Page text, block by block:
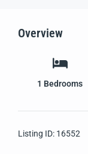
Overview
1 Bedrooms
Listing ID: 16552